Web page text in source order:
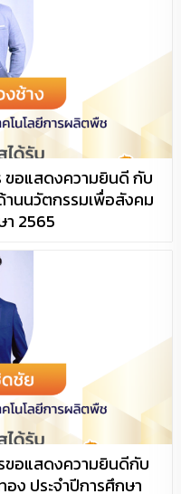
ขอแสดงความยินดี กับ
นนวัตกรรมเพื่อสังคม
า 2565
ขอแสดงความยินดีกับ
ง ประจำปีการศึกษา